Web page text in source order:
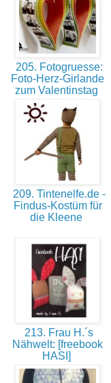
205. Fotogruesse:
Foto-Herz-Girlande
zum Valentinstag
209. Tintenelfe.de -
Findus-Kostüm für
die Kleene
213. Frau H.´s
Nähwelt: [freebook
HASI]